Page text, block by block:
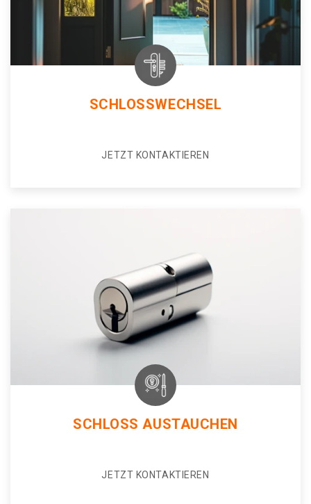
SCHLOSSWECHSEL
JETZT KONTAKTIEREN
SCHLOSS AUSTAUCHEN
JETZT KONTAKTIEREN